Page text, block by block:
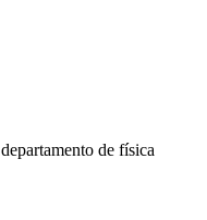
departamento de física